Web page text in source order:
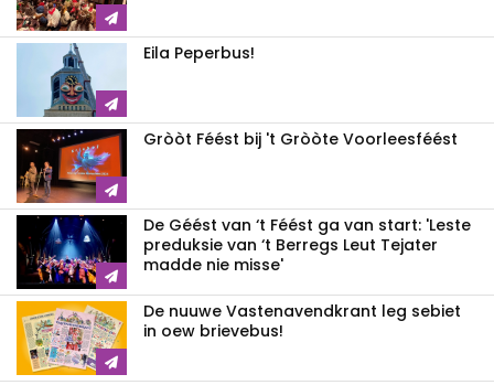
Eila Peperbus!
Gròòt Féést bij 't Gròòte Voorleesféést
De Géést van ‘t Féést ga van start: 'Leste
preduksie van ‘t Berregs Leut Tejater
madde nie misse'
De nuuwe Vastenavendkrant leg sebiet
in oew brievebus!